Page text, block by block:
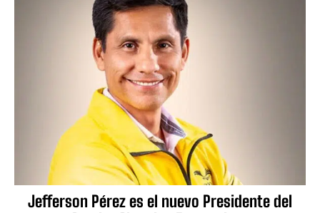
Jefferson Pérez es el nuevo Presidente del